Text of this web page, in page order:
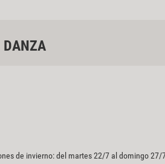
DANZA
de invierno: del martes 22/7 al domingo 27/